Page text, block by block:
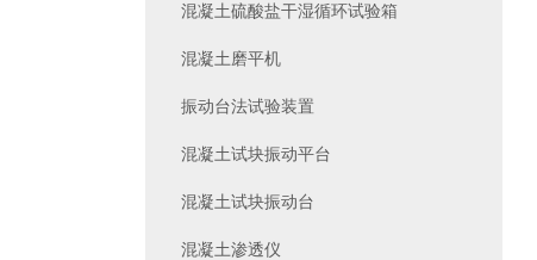
混凝土硫酸盐干湿循环试验箱
混凝土磨平机
振动台法试验装置
混凝土试块振动平台
混凝土试块振动台
混凝土渗透仪